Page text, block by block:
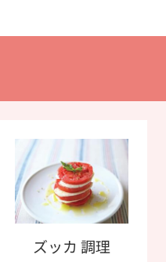
ズッカ 調理